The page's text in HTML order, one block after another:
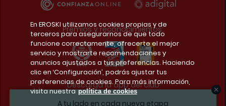
A tu lado en cada nueva etapa
Premios y reconocimientos:
Descarga la app del club
En EROSKI utilizamos cookies propias y de
terceros para asegurarnos de que todo
funcione correctamente, ofrecerte el mejor
servicio y mostrarte recomendaciones y
anuncios ajustados a tus preferencias. Haciendo
clic en ‘Configuración’, podrás ajustar tus
preferencias de cookies. Para más información,
visita nuestra política de cookies